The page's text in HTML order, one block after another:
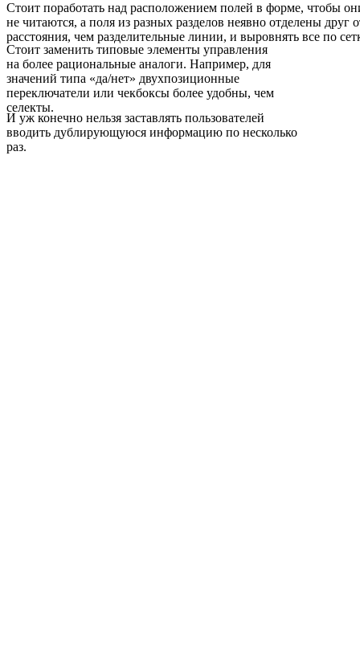
Стоит поработать над расположением полей в форме, чтобы
не читаются, а поля из разных разделов неявно отделены друг
расстояния, чем разделительные линии, и выровнять все по
Cтоит заменить типовые элементы управления
на более рациональные аналоги. Например, для
значений типа «да/нет» двухпозиционные
переключатели или чекбоксы более удобны, чем
селекты.
И уж конечно нельзя заставлять пользователей
вводить дублирующуюся информацию по несколько
раз.